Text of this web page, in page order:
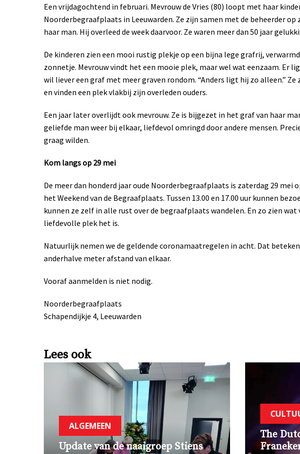
Een vrijdagochtend in februari. Mevrouw de Vries (80) loopt met haar
Noorderbegraafplaats in Leeuwarden. Ze zijn samen met de beheerder op
haar man. Hij overleed de week daarvoor. Ze waren meer dan 50 jaar
De kinderen zien een mooi rustig plekje op een bijna lege grafrij,
zonnetje. Mevrouw vindt het een mooie plek, maar wel wat eenzaam. Er
wil liever een graf met meer graven rondom. “Anders ligt hij zo alleen.”
en vinden een plek vlakbij zijn overleden ouders.
Een jaar later overlijdt ook mevrouw. Ze is bijgezet in het graf van haar
geliefde man weer bij elkaar, liefdevol omringd door andere mensen.
graag wilden.
Kom langs op 29 mei
De meer dan honderd jaar oude Noorderbegraafplaats is zaterdag 29 mei
het Weekend van de Begraafplaats. Tussen 13.00 en 17.00 uur kunnen
kunnen ze zelf in alle rust over de begraafplaats wandelen. En zo zien
liefdevolle plek het is.
Natuurlijk nemen we de geldende coronamaatregelen in acht. Dat
anderhalve meter afstand van elkaar.
Vooraf aanmelden is niet nodig.
Noorderbegraafplaats
Schapendijkje 4, Leeuwarden
Lees ook
ALGEMEEN
Update van de naaigroep Stiens
The